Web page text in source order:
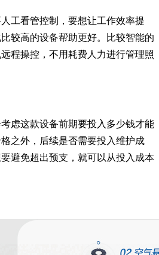
工看管控制，要想让工作效率提
较高的设备帮助更好。比较智能的
程操控，不用耗费人力进行管理照
虑这款设备前期要投入多少钱才能
之外，后续是否需要投入维护成
避免超出预支，就可以从投入成本